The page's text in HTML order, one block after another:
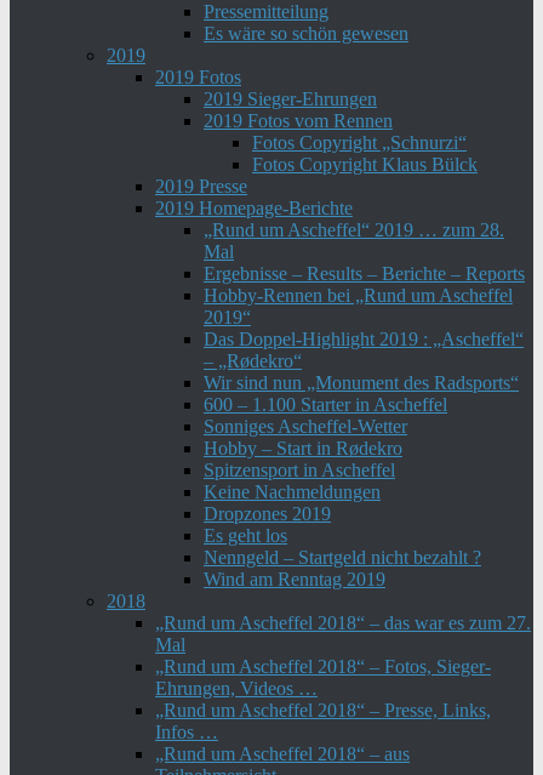
Pressemitteilung
Es wäre so schön gewesen
2019
2019 Fotos
2019 Sieger-Ehrungen
2019 Fotos vom Rennen
Fotos Copyright „Schnurzi“
Fotos Copyright Klaus Bülck
2019 Presse
2019 Homepage-Berichte
„Rund um Ascheffel“ 2019 … zum 28.
Mal
Ergebnisse – Results – Berichte – Reports
Hobby-Rennen bei „Rund um Ascheffel
2019“
Das Doppel-Highlight 2019 : „Ascheffel“
– „Rødekro“
Wir sind nun „Monument des Radsports“
600 – 1.100 Starter in Ascheffel
Sonniges Ascheffel-Wetter
Hobby – Start in Rødekro
Spitzensport in Ascheffel
Keine Nachmeldungen
Dropzones 2019
Es geht los
Nenngeld – Startgeld nicht bezahlt ?
Wind am Renntag 2019
2018
„Rund um Ascheffel 2018“ – das war es zum 27.
Mal
„Rund um Ascheffel 2018“ – Fotos, Sieger-
Ehrungen, Videos …
„Rund um Ascheffel 2018“ – Presse, Links,
Infos …
„Rund um Ascheffel 2018“ – aus